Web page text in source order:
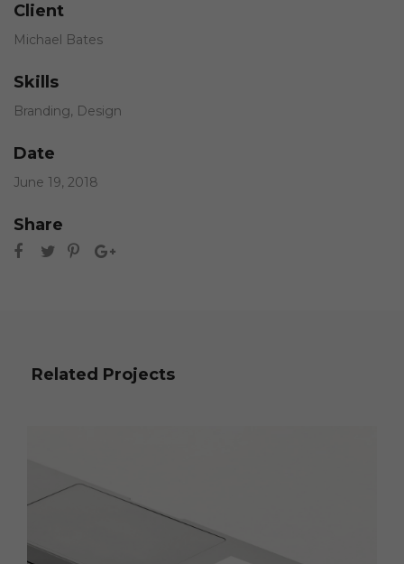
Client
Michael Bates
Skills
Branding, Design
Date
June 19, 2018
Share
Related Projects